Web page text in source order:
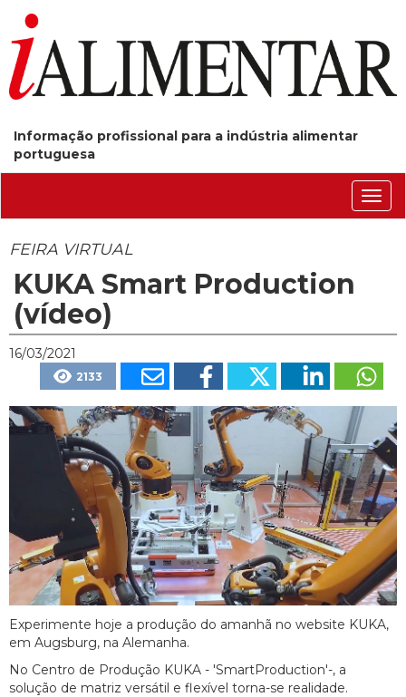
Informação profissional para a indústria alimentar
portuguesa
FEIRA VIRTUAL
KUKA Smart Production
(vídeo)
16/03/2021
2133
Experimente hoje a produção do amanhã no website KUKA,
em Augsburg, na Alemanha.
No Centro de Produção KUKA - 'SmartProduction'-, a
solução de matriz versátil e flexível torna-se realidade.